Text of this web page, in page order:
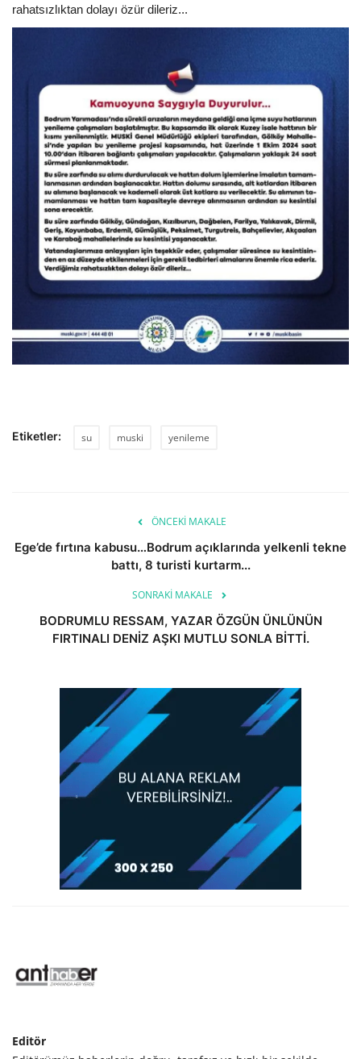
rahatsızlıktan dolayı özür dileriz...
Etiketler: su muski yenileme
ÖNCEKI MAKALE
Ege’de fırtına kabusu…Bodrum açıklarında yelkenli tekne
battı, 8 turisti kurtarm...
SONRAKI MAKALE
BODRUMLU RESSAM, YAZAR ÖZGÜN ÜNLÜNÜN
FIRTINALI DENİZ AŞKI MUTLU SONLA BİTTİ.
Editör